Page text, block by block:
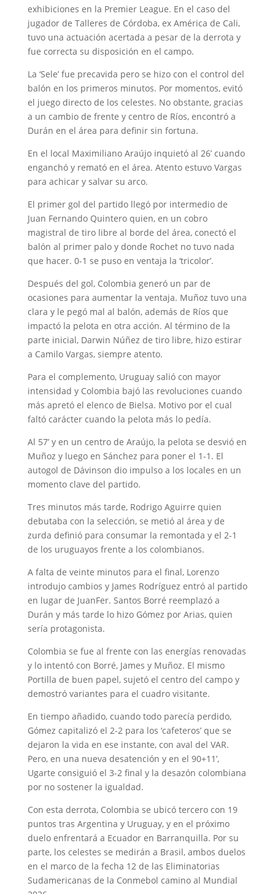
exhibiciones en la Premier League. En el caso del
jugador de Talleres de Córdoba, ex América de Cali,
tuvo una actuación acertada a pesar de la derrota y
fue correcta su disposición en el campo.
La ‘Sele’ fue precavida pero se hizo con el control del
balón en los primeros minutos. Por momentos, evitó
el juego directo de los celestes. No obstante, gracias
a un cambio de frente y centro de Ríos, encontró a
Durán en el área para definir sin fortuna.
En el local Maximiliano Araújo inquietó al 26’ cuando
enganchó y remató en el área. Atento estuvo Vargas
para achicar y salvar su arco.
El primer gol del partido llegó por intermedio de
Juan Fernando Quintero quien, en un cobro
magistral de tiro libre al borde del área, conectó el
balón al primer palo y donde Rochet no tuvo nada
que hacer. 0-1 se puso en ventaja la ‘tricolor’.
Después del gol, Colombia generó un par de
ocasiones para aumentar la ventaja. Muñoz tuvo una
clara y le pegó mal al balón, además de Ríos que
impactó la pelota en otra acción. Al término de la
parte inicial, Darwin Núñez de tiro libre, hizo estirar
a Camilo Vargas, siempre atento.
Para el complemento, Uruguay salió con mayor
intensidad y Colombia bajó las revoluciones cuando
más apretó el elenco de Bielsa. Motivo por el cual
faltó carácter cuando la pelota más lo pedía.
Al 57’ y en un centro de Araújo, la pelota se desvió en
Muñoz y luego en Sánchez para poner el 1-1. El
autogol de Dávinson dio impulso a los locales en un
momento clave del partido.
Tres minutos más tarde, Rodrigo Aguirre quien
debutaba con la selección, se metió al área y de
zurda definió para consumar la remontada y el 2-1
de los uruguayos frente a los colombianos.
A falta de veinte minutos para el final, Lorenzo
introdujo cambios y James Rodríguez entró al partido
en lugar de JuanFer. Santos Borré reemplazó a
Durán y más tarde lo hizo Gómez por Arias, quien
sería protagonista.
Colombia se fue al frente con las energías renovadas
y lo intentó con Borré, James y Muñoz. El mismo
Portilla de buen papel, sujetó el centro del campo y
demostró variantes para el cuadro visitante.
En tiempo añadido, cuando todo parecía perdido,
Gómez capitalizó el 2-2 para los ‘cafeteros’ que se
dejaron la vida en ese instante, con aval del VAR.
Pero, en una nueva desatención y en el 90+11’,
Ugarte consiguió el 3-2 final y la desazón colombiana
por no sostener la igualdad.
Con esta derrota, Colombia se ubicó tercero con 19
puntos tras Argentina y Uruguay, y en el próximo
duelo enfrentará a Ecuador en Barranquilla. Por su
parte, los celestes se medirán a Brasil, ambos duelos
en el marco de la fecha 12 de las Eliminatorias
Sudamericanas de la Conmebol camino al Mundial